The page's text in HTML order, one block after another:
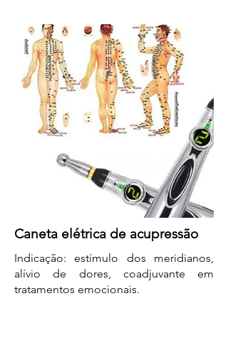
Caneta elétrica de acupressão
Indicação: estímulo dos meridianos,
alívio de dores, coadjuvante em
tratamentos emocionais.